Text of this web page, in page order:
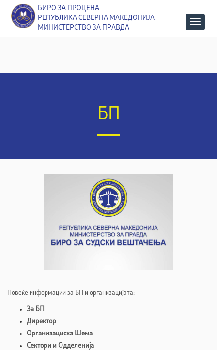
БИРО ЗА ПРОЦЕНА
РЕПУБЛИКА СЕВЕРНА МАКЕДОНИЈА
МИНИСТЕРСТВО ЗА ПРАВДА
БП
Повеќе информации за БП и организацијата:
За БП
Директор
Организациска Шема
Сектори и Одделенија